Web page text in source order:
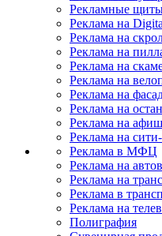
Рекламные
Реклама на
Реклама на
Реклама на
Реклама на
Реклама на
Реклама на
Реклама на
Реклама на
Реклама на
Реклама в МФЦ
Реклама на
Реклама на
Реклама в
Реклама на
Полиграфия